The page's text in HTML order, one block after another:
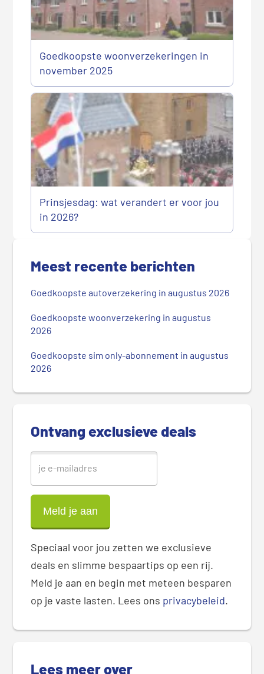
Goedkoopste woonverzekeringen in
november 2025
Prinsjesdag: wat verandert er voor jou
in 2026?
d
Meest recente berichten
Goedkoopste autoverzekering in augustus 2026
Goedkoopste woonverzekering in augustus
2026
Goedkoopste sim only-abonnement in augustus
2026
Ontvang exclusieve deals
Speciaal voor jou zetten we exclusieve
deals en slimme bespaartips op een rij.
Meld je aan en begin met meteen besparen
op je vaste lasten. Lees ons privacybeleid.
Lees meer over